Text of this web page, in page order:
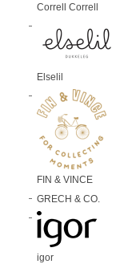
Correll Correll
Elselil
FIN & VINCE
GRECH & CO.
igor